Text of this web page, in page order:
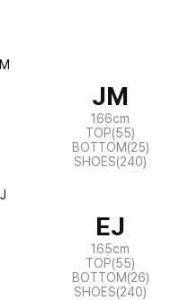
JM
166cm
TOP(55)
BOTTOM(25)
SHOES(240)
EJ
165cm
TOP(55)
BOTTOM(26)
SHOES(240)